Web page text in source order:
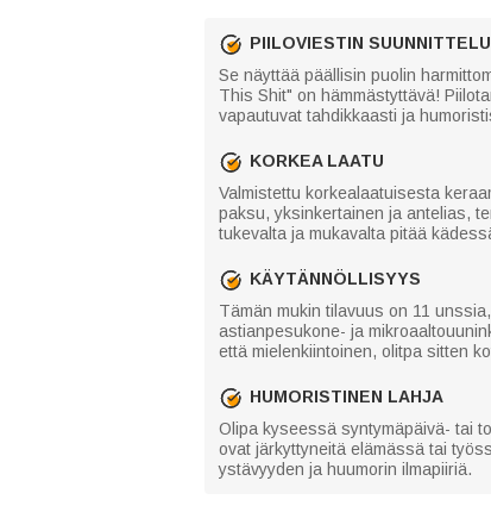
PIILOVIESTIN SUUNNITTELU
Se näyttää päällisin puolin
This Shit" on hämmästyttävä!
vapautuvat tahdikkaasti ja
KORKEA LAATU
Valmistettu korkealaatuisesta
paksu, yksinkertainen ja antelias,
tukevalta ja mukavalta pitää
KÄYTÄNNÖLLISYYS
Tämän mukin tilavuus on 11
astianpesukone- ja
että mielenkiintoinen, olitpa sitten
HUMORISTINEN LAHJA
Olipa kyseessä syntymäpäivä- tai
ovat järkyttyneitä elämässä tai
ystävyyden ja huumorin ilmapiiriä.